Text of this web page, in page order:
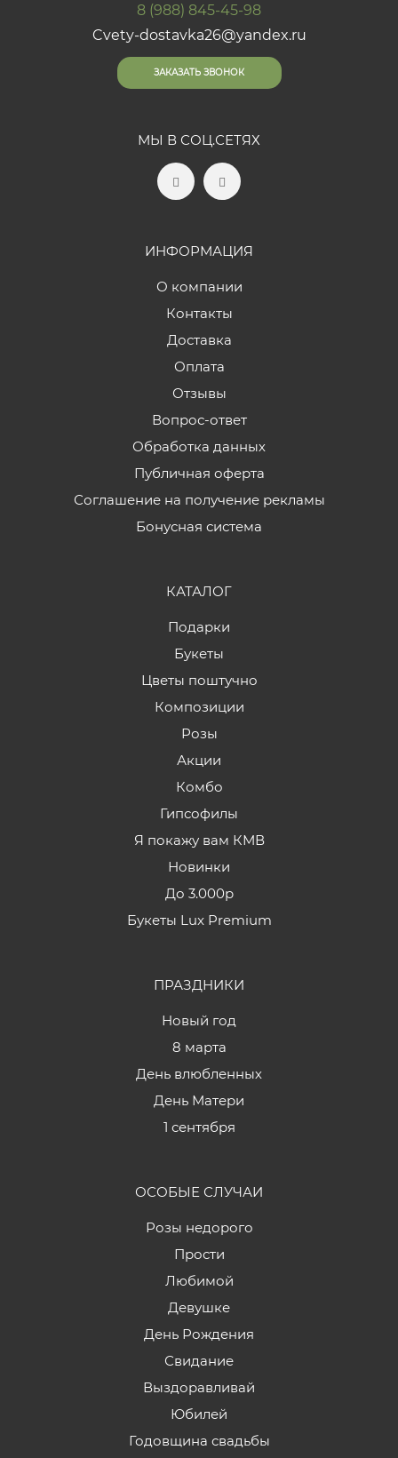
8 (988) 845-45-98
Cvety-dostavka26@yandex.ru
ЗАКАЗАТЬ ЗВОНОК
МЫ В СОЦ.СЕТЯХ
ИНФОРМАЦИЯ
О компании
Контакты
Доставка
Оплата
Отзывы
Вопрос-ответ
Обработка данных
Публичная оферта
Соглашение на получение рекламы
Бонусная система
КАТАЛОГ
Подарки
Букеты
Цветы поштучно
Композиции
Розы
Акции
Комбо
Гипсофилы
Я покажу вам КМВ
Новинки
До 3.000р
Букеты Lux Premium
ПРАЗДНИКИ
Новый год
8 марта
День влюбленных
День Матери
1 сентября
ОСОБЫЕ СЛУЧАИ
Розы недорого
Прости
Любимой
Девушке
День Рождения
Свидание
Выздоравливай
Юбилей
Годовщина свадьбы